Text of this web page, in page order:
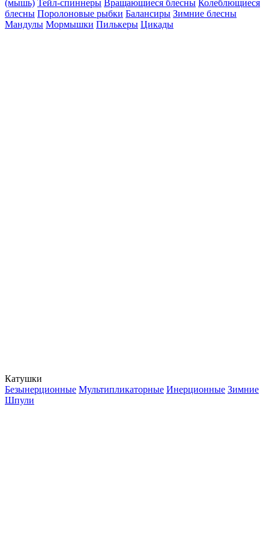
(мышь) Тейл-спиннеры Вращающиеся блесны Колеблющиеся
блесны Поролоновые рыбки Балансиры Зимние блесны
Мандулы Мормышки Пилькеры Цикады
Катушки
Безынерционные Мультипликаторные Инерционные Зимние
Шпули